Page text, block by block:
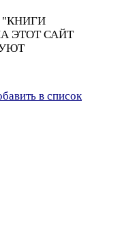
"КНИГИ
ЭТОТ САЙТ
в список